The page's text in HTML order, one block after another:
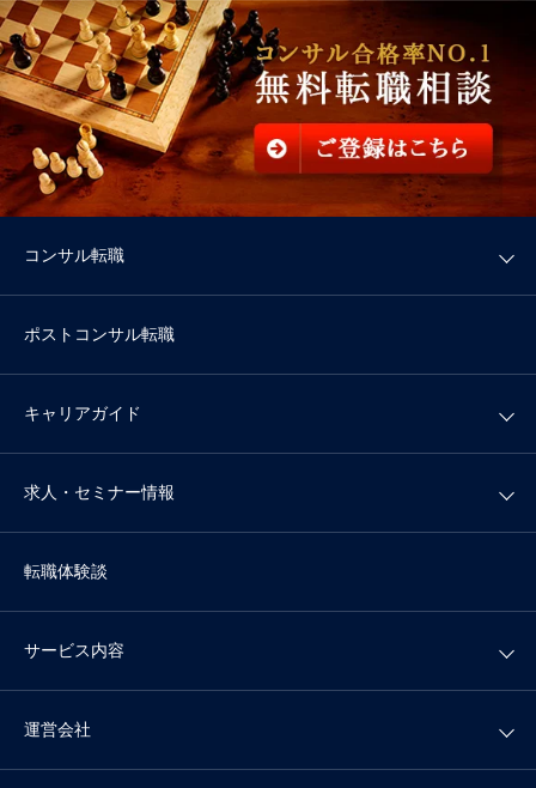
コンサル転職
ポストコンサル転職
キャリアガイド
求人・セミナー情報
転職体験談
サービス内容
運営会社